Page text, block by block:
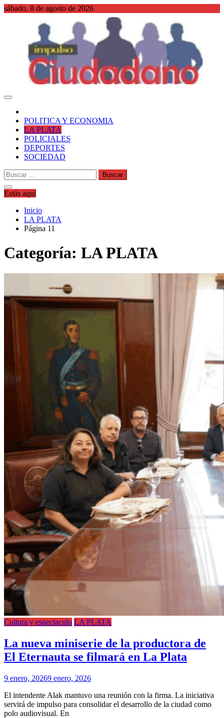
Saltar
sábado, 8 de agosto de 2026
POLITICA Y ECONOMIA
LA PLATA
POLICIALES
DEPORTES
SOCIEDAD
Buscar:
Estás aquí
Inicio
LA PLATA
Página 11
Categoría: LA PLATA
Cultura y espectaculo LA PLATA
La nueva miniserie de la productora de
El Eternauta se filmará en La Plata
9 enero, 20269 enero, 2026
El intendente Alak mantuvo una reunión con la firma. La iniciativa
servirá de impulso para consolidar el desarrollo de la ciudad como
polo audiovisual. En